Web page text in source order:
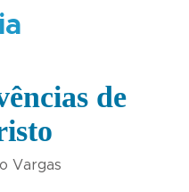
de
Vargas